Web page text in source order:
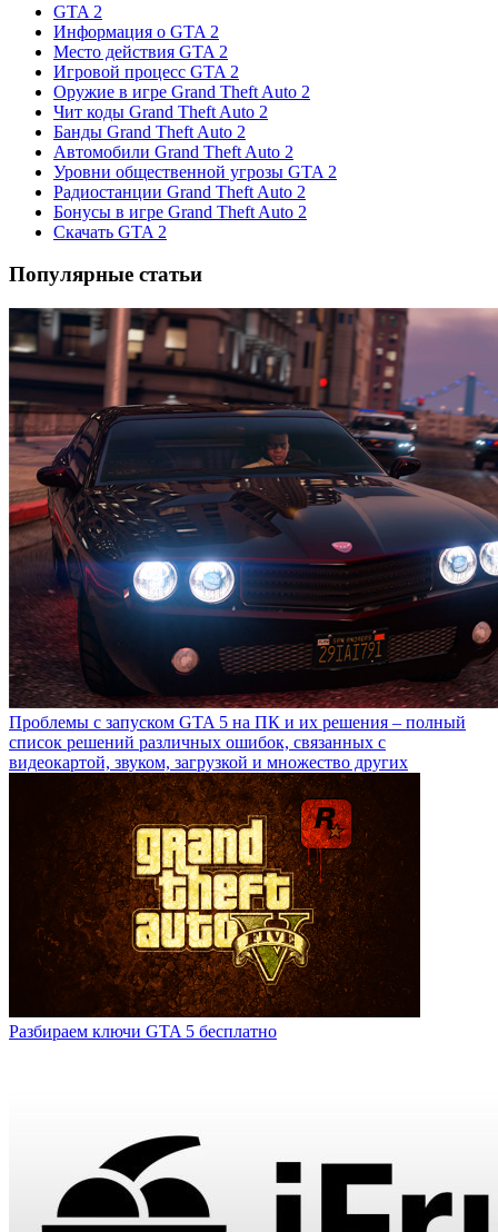
GTA 2
Информация о GTA 2
Место действия GTA 2
Игровой процесс GTA 2
Оружие в игре Grand Theft Auto 2
Чит коды Grand Theft Auto 2
Банды Grand Theft Auto 2
Автомобили Grand Theft Auto 2
Уровни общественной угрозы GTA 2
Радиостанции Grand Theft Auto 2
Бонусы в игре Grand Theft Auto 2
Скачать GTA 2
Популярные статьи
Проблемы с запуском GTA 5 на ПК и их решения – полный
список решений различных ошибок, связанных с
видеокартой, звуком, загрузкой и множество других
Разбираем ключи GTA 5 бесплатно